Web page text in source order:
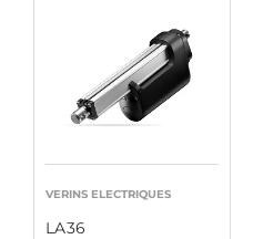
VERINS ELECTRIQUES
LA36